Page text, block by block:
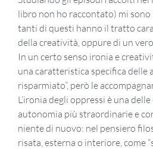
libro non ho raccontato) mi
tanti di questi hanno il tratto
della creatività, oppure di un
In un certo senso ironia e
una caratteristica specifica delle
risparmiato”, però le
L’ironia degli oppressi è una
autonomia più straordinarie e
niente di nuovo: nel pensiero
risata, esterna o interiore, come